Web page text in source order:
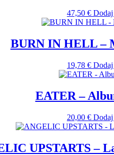
47,50 € Dodaj
BURN IN HELL –
19,78 € Dodaj
EATER –
20,00 € Dodaj
UPSTARTS –